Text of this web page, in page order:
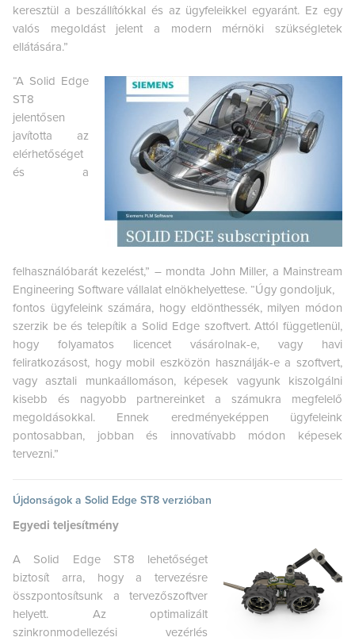
keresztül a beszállítókkal és az ügyfeleikkel egyaránt. Ez egy
valós megoldást jelent a modern mérnöki szükségletek
ellátására.”
“A Solid Edge
ST8
jelentősen
javította az
elérhetőséget
és a
felhasználóbarát kezelést,” – mondta John Miller, a Mainstream
Engineering Software vállalat elnökhelyettese. “Úgy gondoljuk,
fontos ügyfeleink számára, hogy eldönthessék, milyen módon
szerzik be és telepítik a Solid Edge szoftvert. Attól függetlenül,
hogy folyamatos licencet vásárolnak-e, vagy havi
feliratkozásost, hogy mobil eszközön használják-e a szoftvert,
vagy asztali munkaállomáson, képesek vagyunk kiszolgálni
kisebb és nagyobb partnereinket a számukra megfelelő
megoldásokkal. Ennek eredményeképpen ügyfeleink
pontosabban, jobban és innovatívabb módon képesek
tervezni.”
Újdonságok a Solid Edge ST8 verzióban
Egyedi teljesítmény
A Solid Edge ST8 lehetőséget
biztosít arra, hogy a tervezésre
összpontosítsunk a tervezőszoftver
helyett. Az optimalizált
szinkronmodellezési vezérlés